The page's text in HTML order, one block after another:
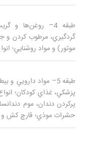
طبقه 4– روغن‌ها و
گردگيري، مرطوب كردن
موتور) و مواد روشنايي؛
طبقه 5– مواد
پزشكي، غذاي كودكان؛
پركردن دندان، موم
حشرات موذي؛ قارچ كش و